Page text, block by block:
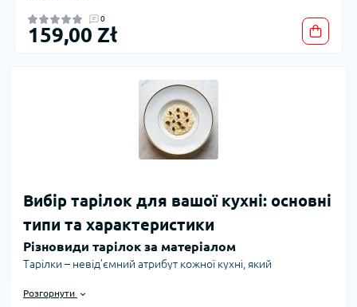
0
159,00 Zł
Вибір тарілок для вашої кухні: основні
типи та характеристики
Різновиди тарілок за матеріалом
Тарілки – невід’ємний атрибут кожної кухні, який
й підкреслювати стиль сервіровки та задовольняти
Розгорнути